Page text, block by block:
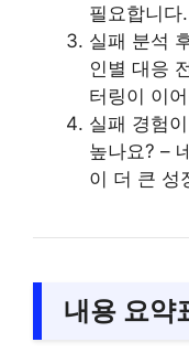
필요합니다.
실패 분석
인별 대응
터링이 이
실패 경험
높나요? –
이 더 큰 성
내용 요약